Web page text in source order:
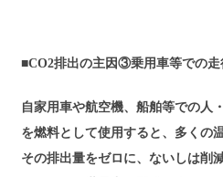
■CO2排出の主因③乗用車等での
自家用車や航空機、船舶等での人
を燃料として使用すると、多くの
その排出量をゼロに、ないしは削